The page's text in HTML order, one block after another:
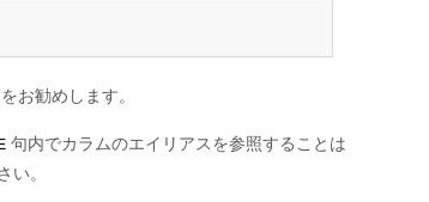
お勧めします。
句内でカラムのエイリアスを参照することは
い。